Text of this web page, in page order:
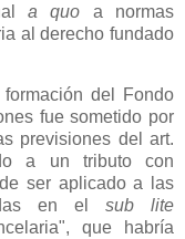
a quo a normas
al derecho fundado
del Fondo
fue sometido por
previsiones del art.
a un tributo con
ser aplicado a las
en el sub lite
que habría